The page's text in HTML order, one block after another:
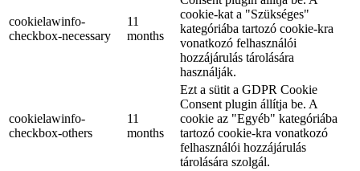
cookielawinfo-
checkbox-necessary
11
months
cookie-kat a "Szükséges"
kategóriába tartozó cookie-kra
vonatkozó felhasználói
hozzájárulás tárolására
használják.
cookielawinfo-
checkbox-others
11
months
Ezt a sütit a GDPR Cookie
Consent plugin állítja be. A
cookie az "Egyéb" kategóriába
tartozó cookie-kra vonatkozó
felhasználói hozzájárulás
tárolására szolgál.